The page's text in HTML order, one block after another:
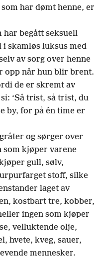
som har dømt henne, er
har begått seksuell
i skamløs luksus med
av sorg over henne
opp når hun blir brent.
de er skremt av
‘Så trist, så trist, du
by, for på én time er
og sørger over
som kjøper varene
gull, sølv,
stoff, silke
laget av
kostbart tre, kobber,
ingen som kjøper
velluktende olje,
hvete, kveg, sauer,
mennesker.